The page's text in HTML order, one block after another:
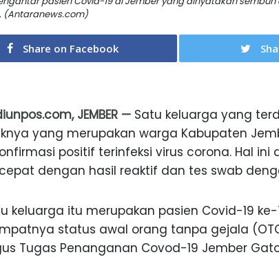
(Antaranews.com)
Share on Facebook
JEMBER — Satu keluarga yang
yang merupakan warga Kabupaten
positif terinfeksi virus corona. Hal ini
dengan hasil reaktif dan tes swab
keluarga itu merupakan pasien Covid-19 ke-
status awal orang tanpa gejala
Tugas Penanganan Covod-19 Jember